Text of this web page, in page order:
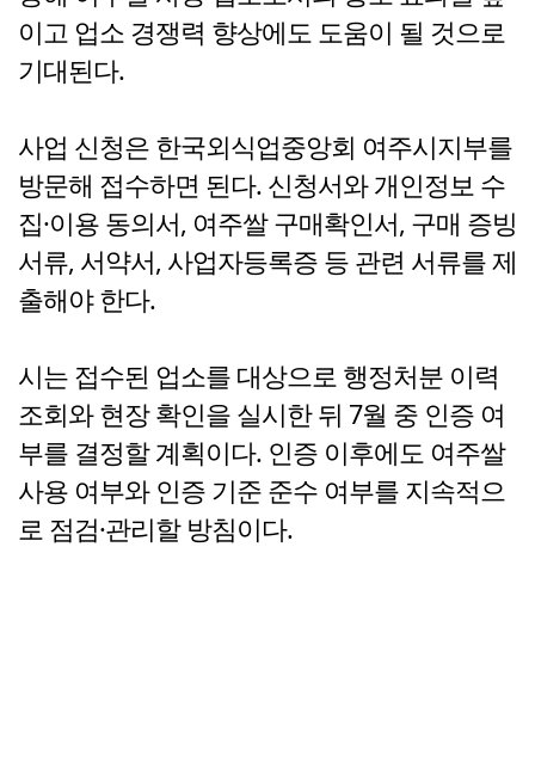
이고 업소 경쟁력 향상에도 도움이 될 것으로
기대된다.
사업 신청은 한국외식업중앙회 여주시지부를
방문해 접수하면 된다. 신청서와 개인정보 수
집·이용 동의서, 여주쌀 구매확인서, 구매 증빙
서류, 서약서, 사업자등록증 등 관련 서류를 제
출해야 한다.
시는 접수된 업소를 대상으로 행정처분 이력
조회와 현장 확인을 실시한 뒤 7월 중 인증 여
부를 결정할 계획이다. 인증 이후에도 여주쌀
사용 여부와 인증 기준 준수 여부를 지속적으
로 점검·관리할 방침이다.